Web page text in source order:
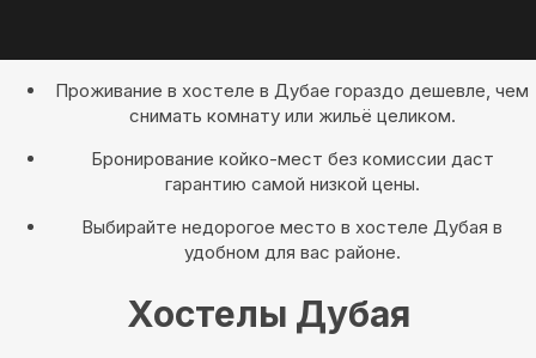
Проживание в хостеле в Дубае гораздо дешевле, чем
снимать комнату или жильё целиком.
Бронирование койко-мест без комиссии даст
гарантию самой низкой цены.
Выбирайте недорогое место в хостеле Дубая в
удобном для вас районе.
Хостелы Дубая